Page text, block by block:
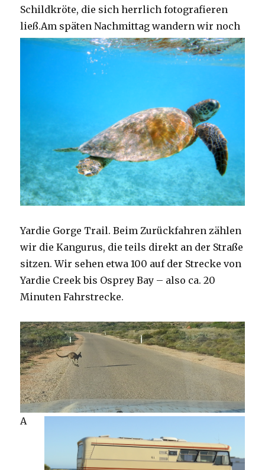
Schildkröte, die sich herrlich fotografieren
ließ.Am späten Nachmittag wandern wir noch
Yardie Gorge Trail. Beim Zurückfahren zählen
wir die Kangurus, die teils direkt an der Straße
sitzen. Wir sehen etwa 100 auf der Strecke von
Yardie Creek bis Osprey Bay – also ca. 20
Minuten Fahrstrecke.
A